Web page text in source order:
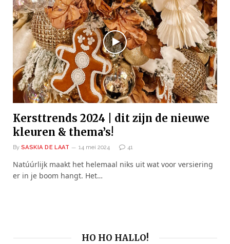
Kersttrends 2024 | dit zijn de nieuwe
kleuren & thema’s!
By SASKIA DE LAAT 14 mei 2024 41
Natúúrlijk maakt het helemaal niks uit wat voor versiering
er in je boom hangt. Het…
HO HO HALLO!